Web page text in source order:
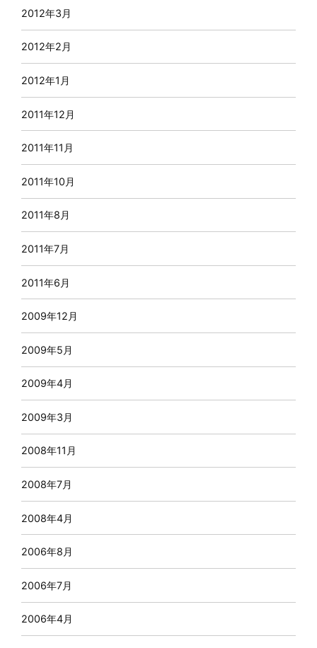
2012年3月
2012年2月
2012年1月
2011年12月
2011年11月
2011年10月
2011年8月
2011年7月
2011年6月
2009年12月
2009年5月
2009年4月
2009年3月
2008年11月
2008年7月
2008年4月
2006年8月
2006年7月
2006年4月